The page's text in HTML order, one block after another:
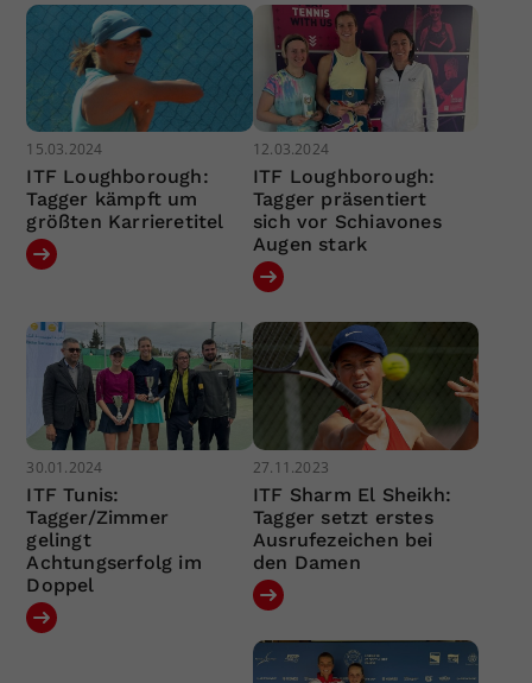
15.03.2024
ITF Loughborough:
Tagger kämpft um
größten Karrieretitel
12.03.2024
ITF Loughborough:
Tagger präsentiert
sich vor Schiavones
Augen stark
30.01.2024
ITF Tunis:
Tagger/Zimmer
gelingt
Achtungserfolg im
Doppel
27.11.2023
ITF Sharm El Sheikh:
Tagger setzt erstes
Ausrufezeichen bei
den Damen